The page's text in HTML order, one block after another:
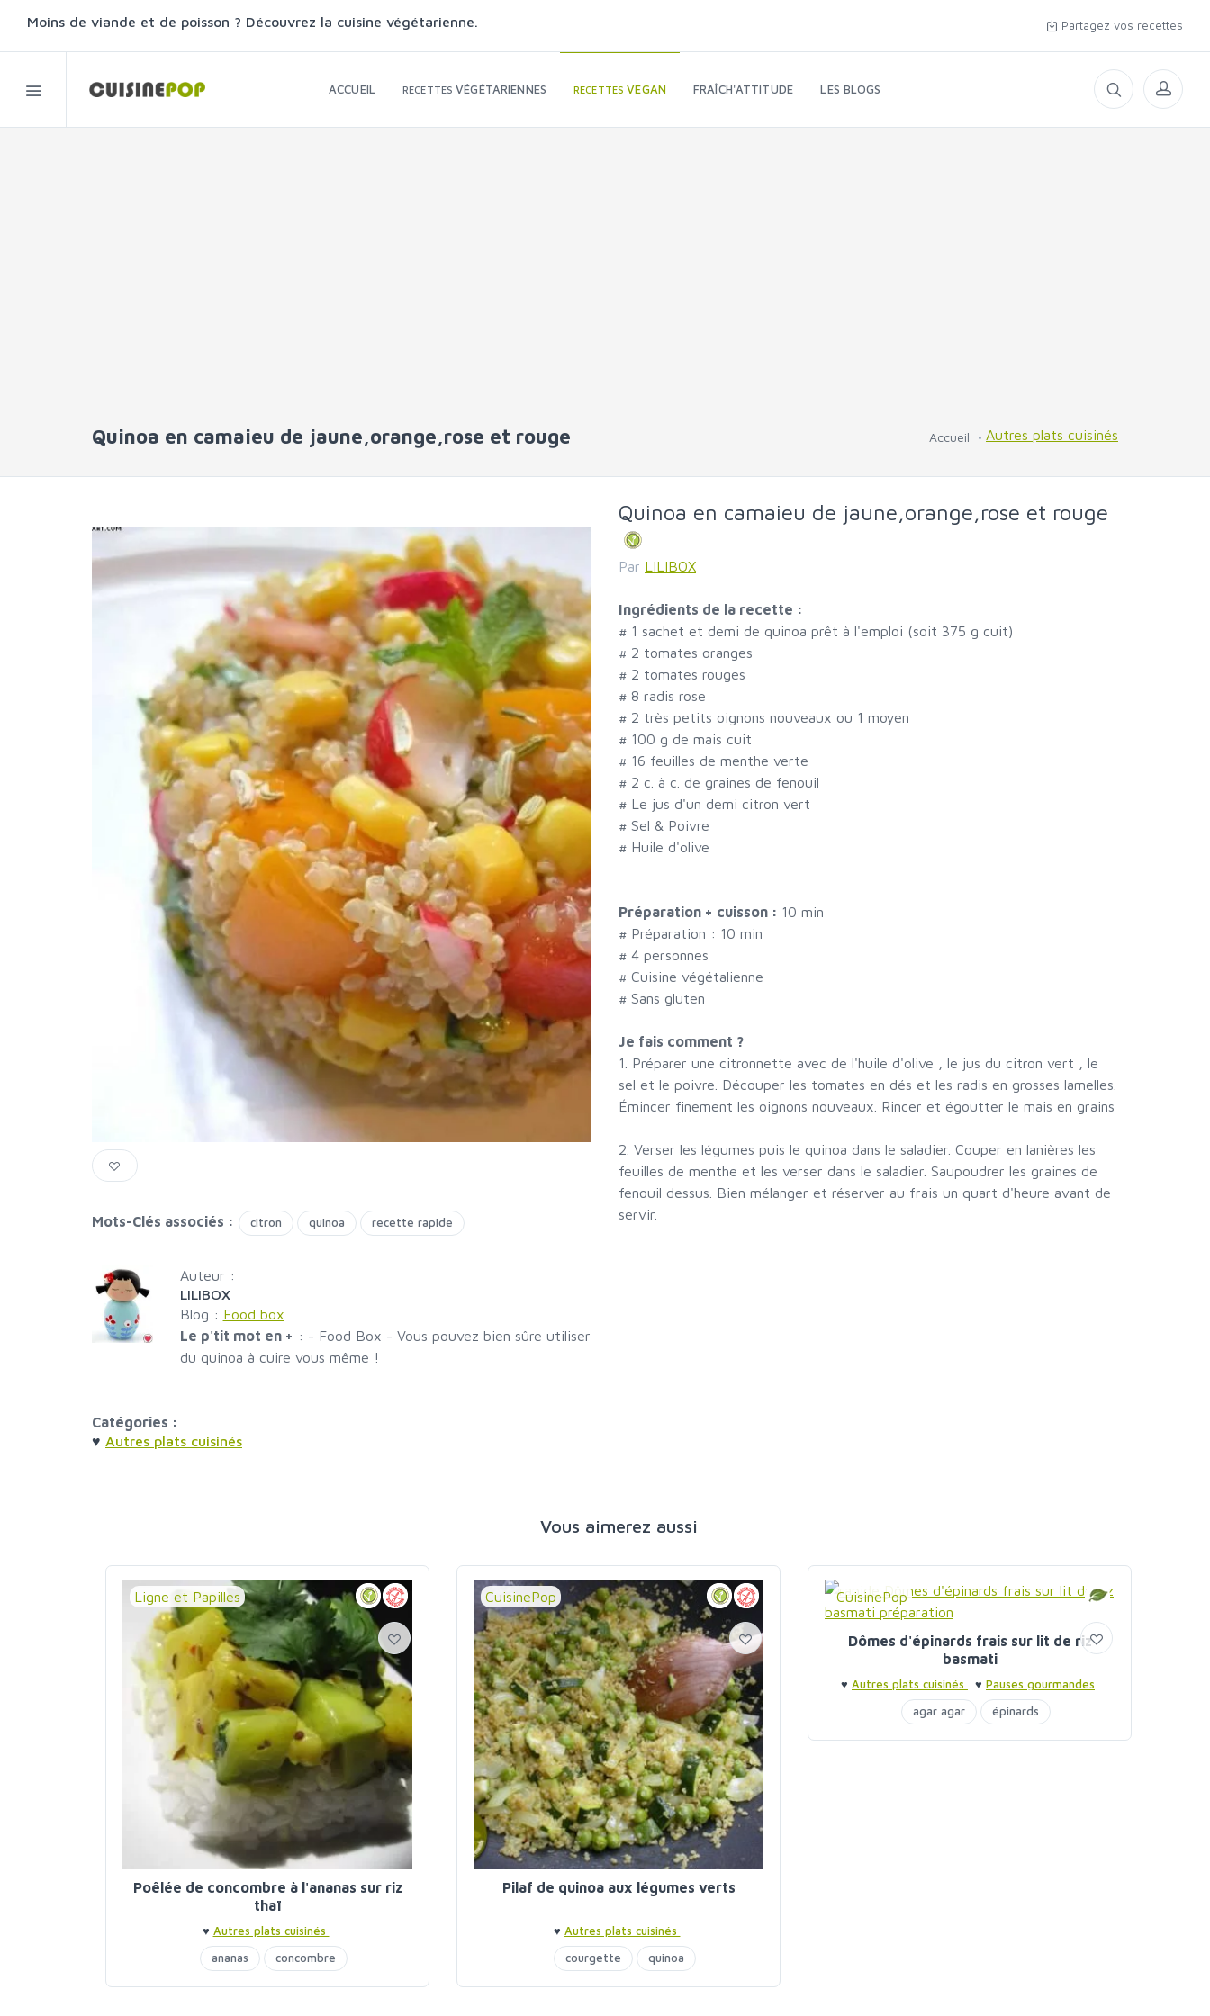
Moins de viande et de poisson ? Découvrez la cuisine végétarienne. Partagez vos recettes
ACCUEIL RECETTESVÉGÉTARIENNES RECETTESVEGAN FRAÎCH'ATTITUDE LES BLOGS
Quinoa en camaieu de jaune,orange,rose et rouge Accueil Autres plats cuisinés
Mots-Clés associés : citron quinoa recette rapide
Auteur :
LILIBOX
Blog : Food box
Le p'tit mot en + : - Food Box - Vous pouvez bien sûre utiliser
du quinoa à cuire vous même !
Catégories :
♥ Autres plats cuisinés
Quinoa en camaieu de jaune,orange,rose et rouge
Par LILIBOX
Ingrédients de la recette :
# 1 sachet et demi de quinoa prêt à l'emploi (soit 375 g cuit)
# 2 tomates oranges
# 2 tomates rouges
# 8 radis rose
# 2 très petits oignons nouveaux ou 1 moyen
# 100 g de mais cuit
# 16 feuilles de menthe verte
# 2 c. à c. de graines de fenouil
# Le jus d'un demi citron vert
# Sel & Poivre
# Huile d'olive
Préparation + cuisson : 10 min
# Préparation : 10 min
# 4 personnes
# Cuisine végétalienne
# Sans gluten
Je fais comment ?
1. Préparer une citronnette avec de l'huile d'olive , le jus du citron vert , le
sel et le poivre. Découper les tomates en dés et les radis en grosses lamelles.
Émincer finement les oignons nouveaux. Rincer et égoutter le mais en grains
2. Verser les légumes puis le quinoa dans le saladier. Couper en lanières les
feuilles de menthe et les verser dans le saladier. Saupoudrer les graines de
fenouil dessus. Bien mélanger et réserver au frais un quart d'heure avant de
servir.
Vous aimerez aussi
Ligne et Papilles
Poêlée de concombre à l'ananas sur riz
thaï
♥ Autres plats cuisinés
ananas
concombre
CuisinePop
Pilaf de quinoa aux légumes verts
♥ Autres plats cuisinés
courgette
quinoa
CuisinePop
Dômes d'épinards frais sur lit de riz
basmati
♥ Autres plats cuisinés ♥ Pauses gourmandes
agar agar
épinards